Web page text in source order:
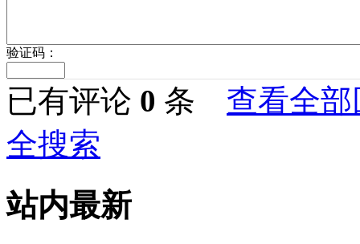
验证码：
已有评论 0 条 查看全部
全搜索
站内最新